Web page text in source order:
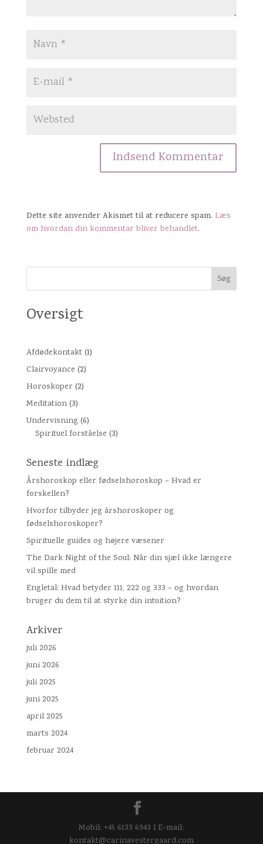
Dette site anvender Akismet til at reducere spam. Læs
om hvordan din kommentar bliver behandlet.
Oversigt
Afdødekontakt(1)
Clairvoyance (2)
Horoskoper (2)
Meditation(3)
Undervisning (6)
Spirituel forståelse (3)
Seneste indlæg
Årshoroskop eller fødselshoroskop – Hvad er
forskellen?
Hvorfor tilbyder jeg årshoroskoper og
fødselshoroskoper?
Spirituelle guides og højere væsener
The Dark Night of the Soul: Når din sjæl ikke længere
vil spille med
Engletal: Hvad betyder 111, 222 og 333 – og hvordan
bruger du dem til at styrke din intuition?
Arkiver
juli 2026
juni 2026
juli 2025
juni 2025
april 2025
marts 2024
februar 2024
Mobil: +45 6133 6943 l E-mail:
kontakt@carinavestergaard.com